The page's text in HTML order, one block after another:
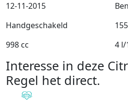
12-11-2015
Handgeschakeld
998 cc
4 l/
Interesse in deze
Regel het direct.